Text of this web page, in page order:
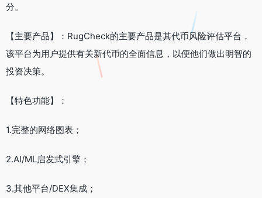
分。
【主要产品】：RugCheck的主要产品是其代币风险评估平台，
该平台为用户提供有关新代币的全面信息，以便他们做出明智的
投资决策。
【特色功能】：
1.完整的网络图表；
2.AI/ML启发式引擎；
3.其他平台/DEX集成；